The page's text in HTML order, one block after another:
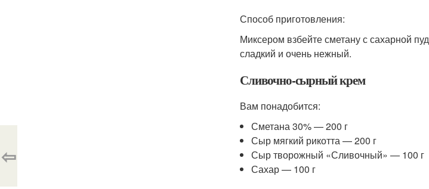
Способ приготовления:
Миксером взбейте сметану с сахарной
сладкий и очень нежный.
Сливочно-сырный крем
Вам понадобится:
Сметана 30% — 200 г
Сыр мягкий рикотта — 200 г
Сыр творожный «Сливочный» — 100 г
Сахар — 100 г
⇦